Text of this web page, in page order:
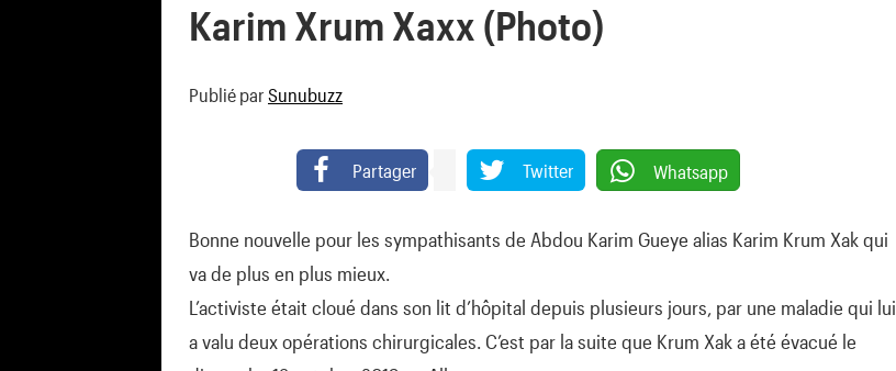
Karim Xrum Xaxx (Photo)
Publié par Sunubuzz
Partager Twitter Whatsapp
Bonne nouvelle pour les sympathisants de Abdou Karim Gueye alias Karim Krum Xak qui
va de plus en plus mieux.
L’activiste était cloué dans son lit d’hôpital depuis plusieurs jours, par une maladie qui lui
a valu deux opérations chirurgicales. C’est par la suite que Krum Xak a été évacué le